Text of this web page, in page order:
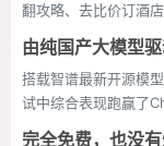
翻攻略、去比价订酒
由纯国产大模型
搭载智谱最新开源模
试中综合表现跑赢了
完全免费，也没